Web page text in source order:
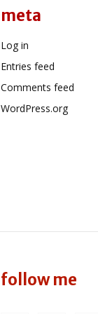
meta
Log in
Entries feed
Comments feed
WordPress.org
follow me